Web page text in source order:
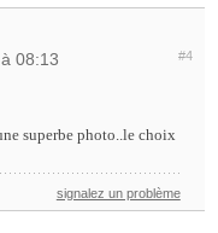
08:13 #4
superbe photo..le choix
signalez un problème